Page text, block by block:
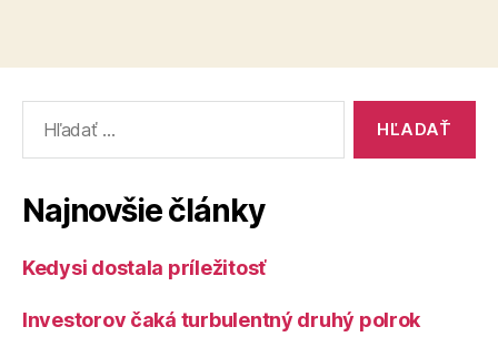
Najnovšie články
Kedysi dostala príležitosť
Investorov čaká turbulentný druhý polrok